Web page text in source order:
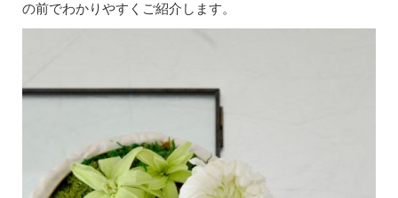
の前でわかりやすくご紹介します。